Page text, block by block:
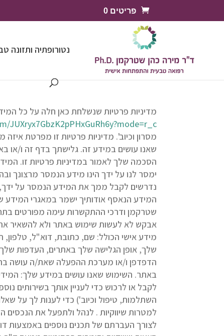
פריטים 0
נטורופתיה ותזונה
מדיניות פרטיות שנשלחת כאן חלה על כל
JUXryx7GbzK2pPHxGuRh6y?mode=r_c
מסרון וכיוב'. מדיניות פרטיות זו מפרטת
שאנו עושים במידע זה. גלישתך בדף זה ו/או
הסכמה שלך לאמור במדיניות פרטיות זו.
ימסר לנו על ידך הינו מידע הנמסר מרצונך
נדרשים לקבל ממך את המידע הנמסר על
המידע הנאסף אודותיך ישמר במאגרי
שטרקמן ודרכי ההתקשרות עימה מפורטים
אבקש לא לעשות שימוש באתר ולא להשאיר
מידע אישי הכולל: שם, כתובת, דוא"ל,
הדפדפן ו/או מערכת ההפעלה שאת/ה עושה
באתר. השימוש שאנו עושים במידע שלך:
לקבל או לרכוש כדי לעניין אותך בשירותים
השתלמות, טיפול וכיוב') כדי לענות לך על
למטרות שיווקיות . לנהל ולתפעל את הנכסים